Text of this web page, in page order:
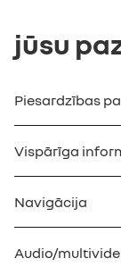
Jūsu
Piesardzības
Vispārīga
Navigācija
Audio/multivide